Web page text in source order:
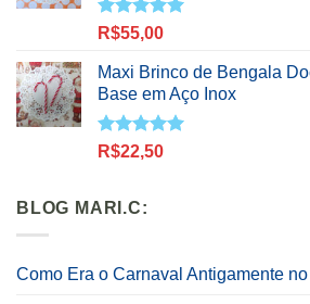
Avaliação
R$55,00
Maxi Brinco de Bengala
Base em Aço Inox
Avaliação
R$22,50
BLOG MARI.C:
Como Era o Carnaval Antigamente no